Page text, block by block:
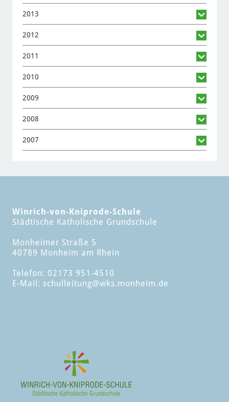
2013
2012
2011
2010
2009
2008
2007
Winrich-von-Kniprode-Schule
Städtische Katholische Grundschule
Monheimer Straße 5
40789 Monheim am Rhein
Telefon: 02173 951-4510
E-Mail: schulleitung@wks.monheim.de